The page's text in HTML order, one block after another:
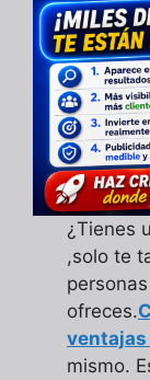
¿Tienes
,solo te
ofreces.
ventajas
mismo.